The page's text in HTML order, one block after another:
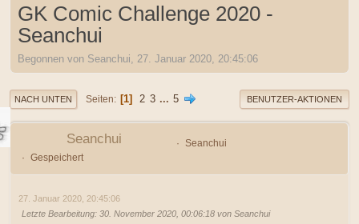
GK Comic Challenge 2020 -
Seanchui
Begonnen von Seanchui, 27. Januar 2020, 20:45:06
NACH UNTEN Seiten 1 2 3 ... 5 BENUTZER-AKTIONEN
Seanchui
Seanchui
Gespeichert
27. Januar 2020, 20:45:06
Letzte Bearbeitung: 30. November 2020, 00:06:18 von Seanchui